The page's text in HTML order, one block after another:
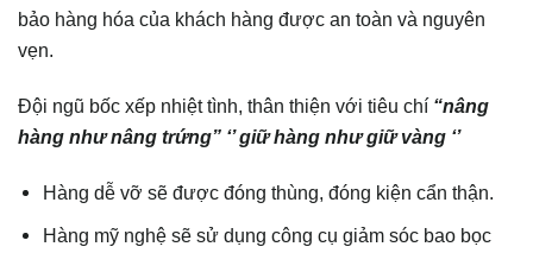
bảo hàng hóa của khách hàng được an toàn và nguyên
vẹn.
Đội ngũ bốc xếp nhiệt tình, thân thiện với tiêu chí “nâng
hàng như nâng trứng” ‘’ giữ hàng như giữ vàng ‘’
Hàng dễ vỡ sẽ được đóng thùng, đóng kiện cẩn thận.
Hàng mỹ nghệ sẽ sử dụng công cụ giảm sóc bao bọc